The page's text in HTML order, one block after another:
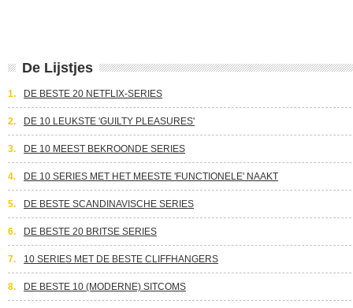
De Lijstjes
1. DE BESTE 20 NETFLIX-SERIES
2. DE 10 LEUKSTE 'GUILTY PLEASURES'
3. DE 10 MEEST BEKROONDE SERIES
4. DE 10 SERIES MET HET MEESTE 'FUNCTIONELE' NAAKT
5. DE BESTE SCANDINAVISCHE SERIES
6. DE BESTE 20 BRITSE SERIES
7. 10 SERIES MET DE BESTE CLIFFHANGERS
8. DE BESTE 10 (MODERNE) SITCOMS